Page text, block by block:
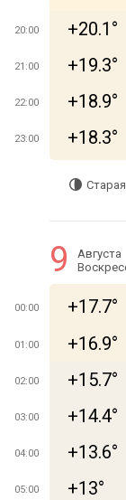
20:00 +20.1°
21:00 +19.3°
22:00 +18.9°
23:00 +18.3°
9
Августа
00:00 +17.7°
01:00 +16.9°
02:00 +15.7°
03:00 +14.4°
04:00 +13.6°
05:00 +13°